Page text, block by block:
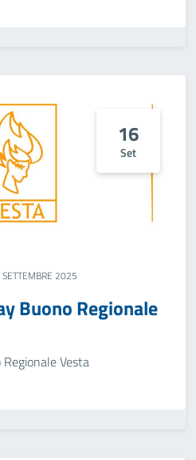
16
Set
2025
Buono Regionale
Vesta